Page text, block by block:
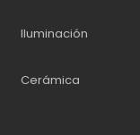
Iluminación
Cerámica